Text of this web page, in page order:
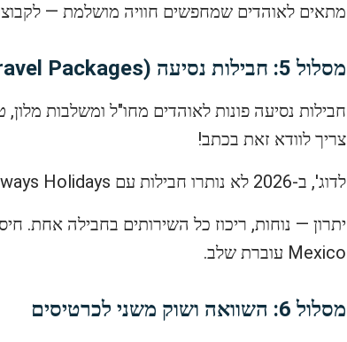
מתאים לאוהדים שמחפשים חוויה מושלמת —
מסלול 5: חבילות נסיעה (Travel Packages)
חבילות נסיעה פונות לאוהדים מחו"ל ומשלבות
צריך לוודא זאת בכתב!
לדוג', ב-2026 לא נותרו חבילות עם Qatar Airways Holidays לפי בדיקת המדריך, אז חשוב לבדוק זמינות.
יתרון — נוחות, ריכוז כל השירותים בחבילה אחת.
Mexico עוברת שלב.
מסלול 6: השוואה ושוק משני לכרטיסים